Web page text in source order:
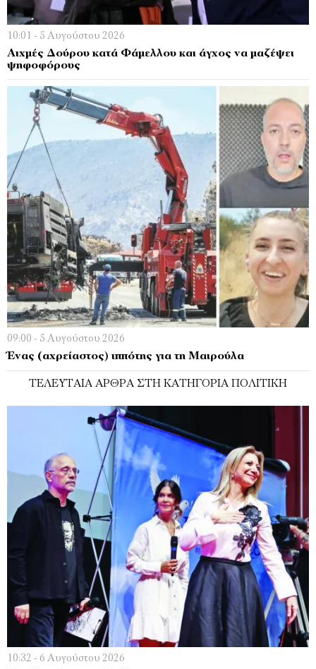
10:01 - 5 Αυγούστου 2026
Αιχμές Δoύρου κατά Φάμελλου και άγχος να μαζέψει
ψηφοφόρους
09:00 - 5 Αυγούστου 2026
Ένας (αχρείαστος) ιππότης για τη Μαιρούλα
ΤΕΛΕΥΤΑΊΑ ΆΡΘΡΑ ΣΤΗ ΚΑΤΗΓΟΡΊΑ ΠΟΛΙΤΙΚΉ
10:32 - 6 Αυγούστου 2026